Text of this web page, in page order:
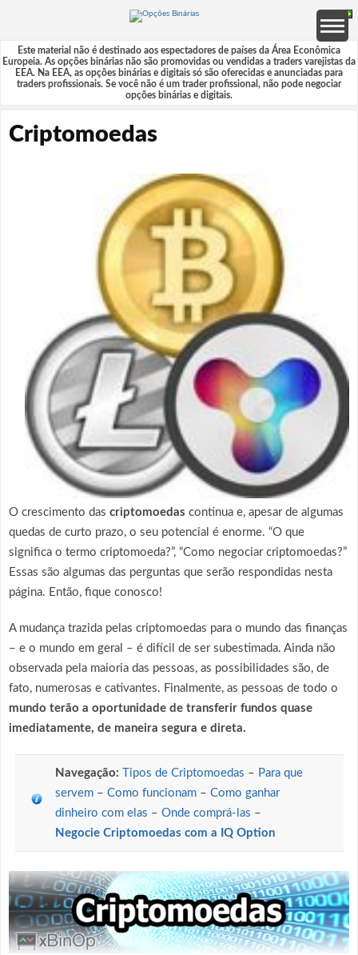
Este material não é destinado aos espectadores de países da Área Econômica
Europeia. As opções binárias não são promovidas ou vendidas a traders varejistas da
EEA. Na EEA, as opções binárias e digitais só são oferecidas e anunciadas para
traders profissionais. Se você não é um trader profissional, não pode negociar
opções binárias e digitais.
Criptomoedas
O crescimento das criptomoedas continua e, apesar de algumas
quedas de curto prazo, o seu potencial é enorme. “O que
significa o termo criptomoeda?”, “Como negociar criptomoedas?”
Essas são algumas das perguntas que serão respondidas nesta
página. Então, fique conosco!
A mudança trazida pelas criptomoedas para o mundo das finanças
– e o mundo em geral – é difícil de ser subestimada. Ainda não
observada pela maioria das pessoas, as possibilidades são, de
fato, numerosas e cativantes. Finalmente, as pessoas de todo o
mundo terão a oportunidade de transferir fundos quase
imediatamente, de maneira segura e direta.
Navegação: Tipos de Criptomoedas – Para que
servem– Como funcionam– Como ganhar
dinheiro com elas – Onde comprá-las –
Negocie Criptomoedas com a IQ Option